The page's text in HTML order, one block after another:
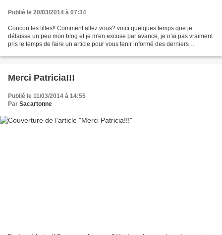
Publié le 20/03/2014 à 07:34
Coucou les filles!! Comment allez vous? voici quelques temps que je
délaisse un peu mon blog et je m'en excuse par avance, je n'ai pas vraiment
pris le temps de faire un article pour vous tenir informé des derniers
Merci Patricia!!!
Publié le 11/03/2014 à 14:55
Par Sacartonne